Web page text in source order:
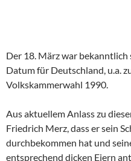
Der 18. März war
Datum für Deutschland, u.a.
Volkskammerwahl 1990.
Aus aktuellem Anlass zu
Friedrich Merz, dass er sein
durchbekommen hat und
entsprechend dicken Eiern